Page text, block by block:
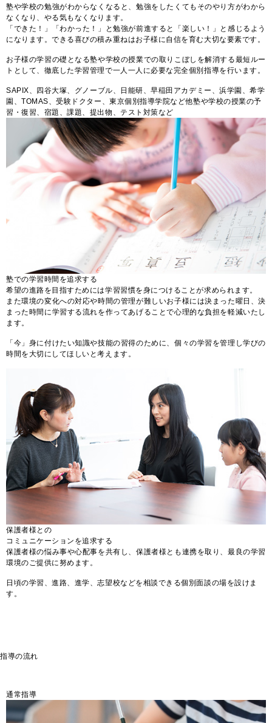
塾や学校の勉強がわからなくなると、勉強をしたくてもそのやり方がわから
なくなり、やる気もなくなります。
「できた！」「わかった！」と勉強が前進すると「楽しい！」と感じるよう
になります。できる喜びの積み重ねはお子様に自信を育む大切な要素です。
お子様の学習の礎となる塾や学校の授業での取りこぼしを解消する最短ルー
トとして、徹底した学習管理で一人一人に必要な完全個別指導を行います。
SAPIX、四谷大塚、グノーブル、日能研、早稲田アカデミー、浜学園、希学
園、TOMAS、受験ドクター、東京個別指導学院など他塾や学校の授業の予
習・復習、宿題、課題、提出物、テスト対策など
塾での学習時間を追求する
希望の進路を目指すためには学習習慣を身につけることが求められます。
また環境の変化への対応や時間の管理が難しいお子様には決まった曜日、決
まった時間に学習する流れを作ってあげることで心理的な負担を軽減いたし
ます。
「今」身に付けたい知識や技能の習得のために、個々の学習を管理し学びの
時間を大切にしてほしいと考えます。
保護者様との
コミュニケーションを追求する
保護者様の悩み事や心配事を共有し、保護者様とも連携を取り、最良の学習
環境のご提供に努めます。
日頃の学習、進路、進学、志望校などを相談できる個別面談の場を設けま
す。
指導の流れ
通常指導